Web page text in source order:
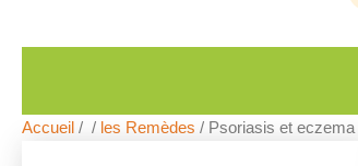
Accueil / / les Remèdes / Psoriasis et eczema